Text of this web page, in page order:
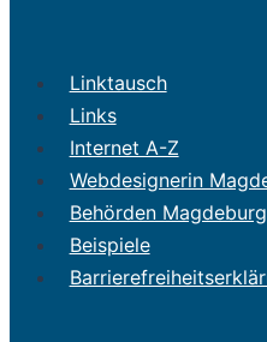
Linktausch
Links
Internet A-Z
Webdesignerin
Behörden Magdeburg
Beispiele